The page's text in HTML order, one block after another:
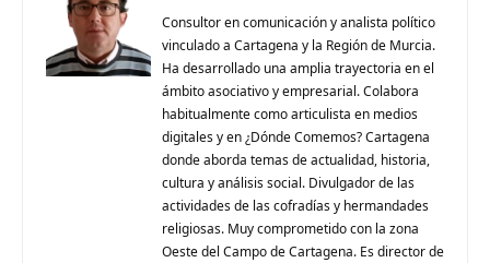
Consultor en comunicación y analista político
vinculado a Cartagena y la Región de Murcia.
Ha desarrollado una amplia trayectoria en el
ámbito asociativo y empresarial. Colabora
habitualmente como articulista en medios
digitales y en ¿Dónde Comemos? Cartagena
donde aborda temas de actualidad, historia,
cultura y análisis social. Divulgador de las
actividades de las cofradías y hermandades
religiosas. Muy comprometido con la zona
Oeste del Campo de Cartagena. Es director de